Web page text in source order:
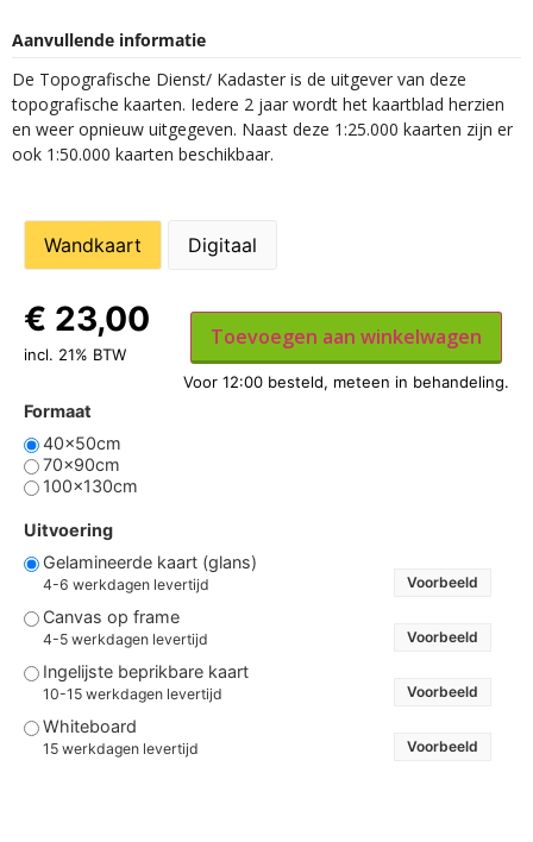
Aanvullende informatie
De Topografische Dienst/ Kadaster is de uitgever van deze
topografische kaarten. Iedere 2 jaar wordt het kaartblad herzien
en weer opnieuw uitgegeven. Naast deze 1:25.000 kaarten zijn er
ook 1:50.000 kaarten beschikbaar.
Wandkaart Digitaal
Formaat
40x50cm
70x90cm
100x130cm
Uitvoering
Gelamineerde kaart (glans)
4-6 werkdagen levertijd Voorbeeld
Canvas op frame
4-5 werkdagen levertijd Voorbeeld
Ingelijste beprikbare kaart
10-15 werkdagen levertijd Voorbeeld
Whiteboard
15 werkdagen levertijd Voorbeeld
€ 23,00
incl. 21% BTW
Toevoegen aan winkelwagen